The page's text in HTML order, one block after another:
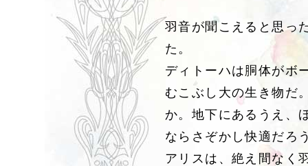
羽音が聞こえると思っ
た。
ディトーハは胴体がボ
むこぶし大の生き物だ
か。地下にあるうえ、
ならさぞかし快適だろ
アリスは、絶え間なく